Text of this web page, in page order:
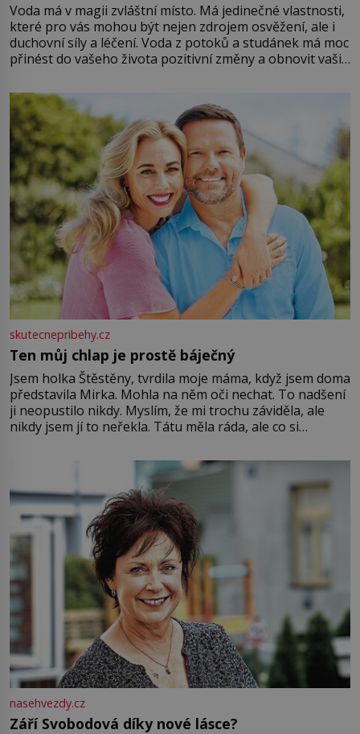
Voda má v magii zvláštní místo. Má jedinečné vlastnosti,
které pro vás mohou být nejen zdrojem osvěžení, ale i
duchovní síly a léčení. Voda z potoků a studánek má moc
přinést do vašeho života pozitivní změny a obnovit vaši
můžete obohatit své rituály a přinést do svého života
větší harmonii a klid. Je důležité
skutecnepribehy.cz
Ten můj chlap je prostě báječný
Jsem holka Štěstěny, tvrdila moje máma, když jsem doma
představila Mirka. Mohla na něm oči nechat. To nadšení
ji neopustilo nikdy. Myslím, že mi trochu záviděla, ale
nikdy jsem jí to neřekla. Tátu měla ráda, ale co si
Jsme spolu moc rádi Tehdy byla jiná doba, když
nasehvezdy.cz
Září Svobodová díky nové lásce?